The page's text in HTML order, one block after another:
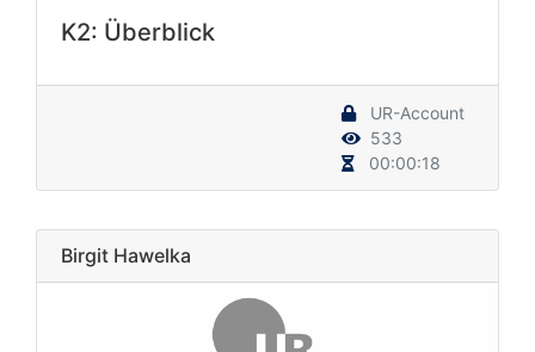
K2: Überblick
UR-Account
533
00:00:18
Birgit Hawelka